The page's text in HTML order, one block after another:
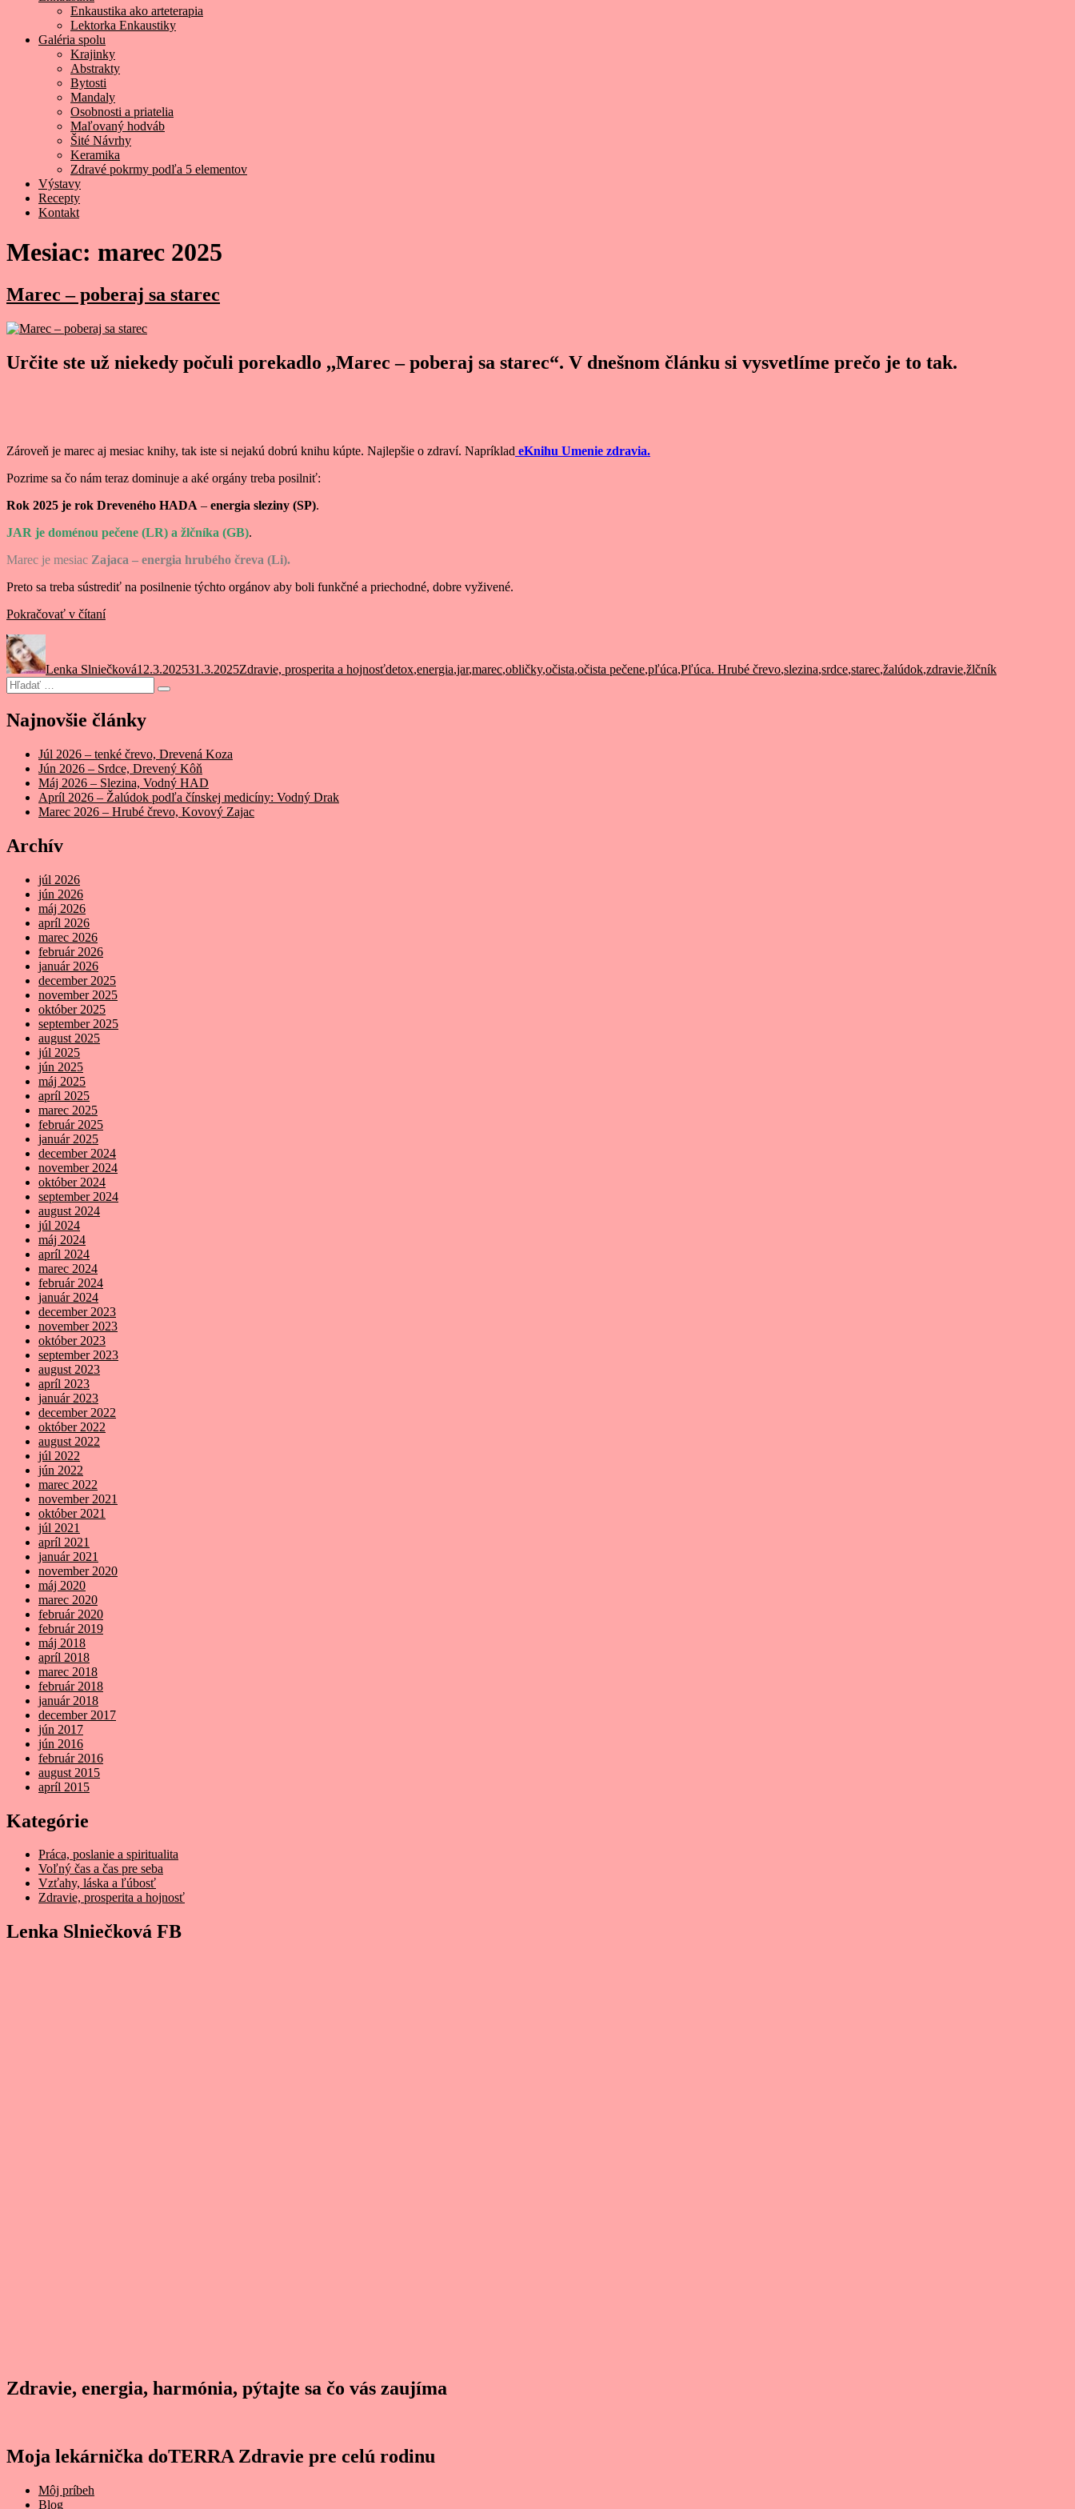
Enkaustika ako arteterapia
Lektorka Enkaustiky
Galéria spolu
Krajinky
Abstrakty
Bytosti
Mandaly
Osobnosti a priatelia
Maľovaný hodváb
Šité Návrhy
Keramika
Zdravé pokrmy podľa 5 elementov
Výstavy
Recepty
Kontakt
Mesiac: marec 2025
Marec – poberaj sa starec
Určite ste už niekedy počuli porekadlo ,,Marec – poberaj sa starec“. V dnešnom článku si vysvetlíme prečo je to tak.
Zároveň je marec aj mesiac knihy, tak iste si nejakú dobrú knihu kúpte. Najlepšie o zdraví. Napríklad eKnihu Umenie zdravia.
Pozrime sa čo nám teraz dominuje a aké orgány treba posilniť:
Rok 2025 je rok Dreveného HADA – energia sleziny (SP).
JAR je doménou pečene (LR) a žlčníka (GB).
Marec je mesiac Zajaca – energia hrubého čreva (Li).
Preto sa treba sústrediť na posilnenie týchto orgánov aby boli funkčné a priechodné, dobre vyživené.
Pokračovať v čítaní„Marec
starec“
Lenka Slniečková12.3.202531.3.2025Zdravie, prosperita a hojnosťdetox,energia,jar,marec,obličky,očista,očista pečene,pľúca,Pľúca. Hrubé črevo,slezina,srdce,starec,žalúdok,zdravie,žlčník
Hľadať:
Vyhľadávanie
Najnovšie články
Júl 2026 – tenké črevo, Drevená Koza
Jún 2026 – Srdce, Drevený Kôň
Máj 2026 – Slezina, Vodný HAD
Apríl 2026 – Žalúdok podľa čínskej medicíny: Vodný Drak
Marec 2026 – Hrubé črevo, Kovový Zajac
Archív
júl 2026
jún 2026
máj 2026
apríl 2026
marec 2026
február 2026
január 2026
december 2025
november 2025
október 2025
september 2025
august 2025
júl 2025
jún 2025
máj 2025
apríl 2025
marec 2025
február 2025
január 2025
december 2024
november 2024
október 2024
september 2024
august 2024
júl 2024
máj 2024
apríl 2024
marec 2024
február 2024
január 2024
december 2023
november 2023
október 2023
september 2023
august 2023
apríl 2023
január 2023
december 2022
október 2022
august 2022
júl 2022
jún 2022
marec 2022
november 2021
október 2021
júl 2021
apríl 2021
január 2021
november 2020
máj 2020
marec 2020
február 2020
február 2019
máj 2018
apríl 2018
marec 2018
február 2018
január 2018
december 2017
jún 2017
jún 2016
február 2016
august 2015
apríl 2015
Kategórie
Práca, poslanie a spiritualita
Voľný čas a čas pre seba
Vzťahy, láska a ľúbosť
Zdravie, prosperita a hojnosť
Lenka Slniečková FB
Zdravie, energia, harmónia, pýtajte sa čo vás zaujíma
Moja lekárnička doTERRA Zdravie pre celú rodinu
Môj príbeh
Blog